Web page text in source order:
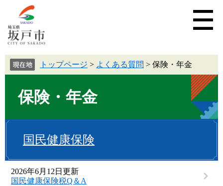
トップページ > よくある質問 > 保険・年金
保険・年金
国民健康保険
2026年6月12日更新
国民健康保険税Q＆A